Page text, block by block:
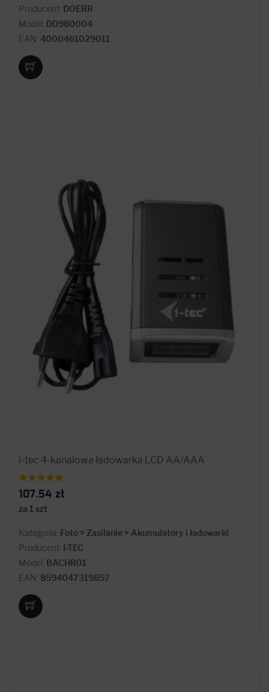
Producent: DOERR
Model: DD980004
EAN: 4000461029011
i-tec 4-kanałowa ładowarka LCD AA/AAA
107.54 zł
za 1 szt
Kategoria: Foto > Zasilanie > Akumulatory i ładowarki
Producent: I-TEC
Model: BACHR01
EAN: 8594047319857